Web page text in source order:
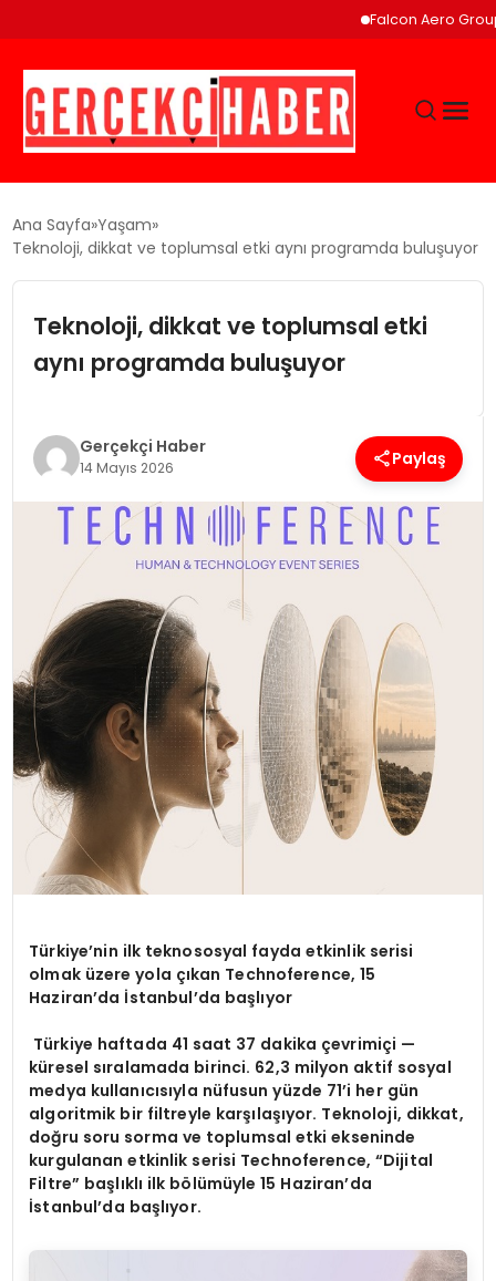
Falcon Aero Group,
GÜNCEL
EĞITIM
SAĞLIK
TEKNOLOJI
YAŞAM
Ana Sayfa Yaşam
Teknoloji, dikkat ve toplumsal etki aynı programda buluşuyor
Teknoloji, dikkat ve toplumsal etki
aynı programda buluşuyor
Gerçekçi Haber
14 Mayıs 2026 Paylaş
Türkiye’nin ilk teknososyal fayda etkinlik serisi
olmak üzere yola çıkan Technoference, 15
Haziran’da İstanbul’da başlıyor
Türkiye haftada 41 saat 37 dakika çevrimiçi —
küresel sıralamada birinci. 62,3 milyon aktif sosyal
medya kullanıcısıyla nüfusun yüzde 71’i her gün
algoritmik bir filtreyle karşılaşıyor. Teknoloji, dikkat,
doğru soru sorma ve toplumsal etki ekseninde
kurgulanan etkinlik serisi Technoference, “Dijital
Filtre” başlıklı ilk bölümüyle 15 Haziran’da
İstanbul’da başlıyor.